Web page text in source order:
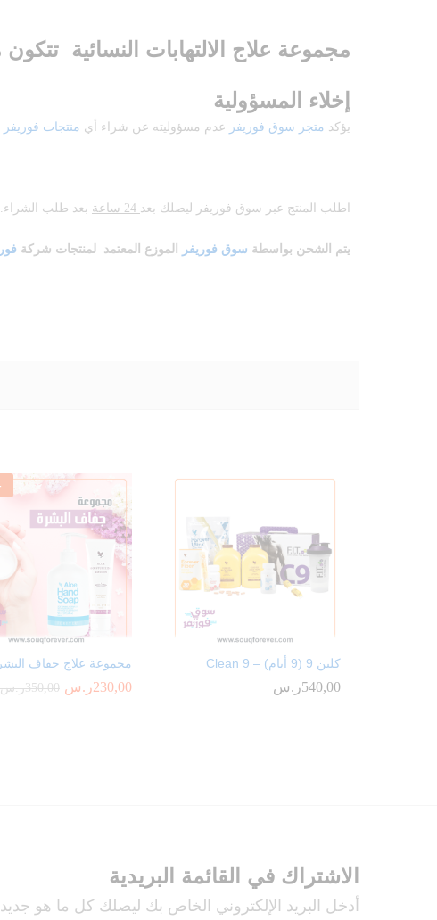
مجموعة علاج الالتهابات النسائية
إخلاء المسؤولية
يؤكد متجر سوق فوريفر عدم مسؤوليته عن شراء أي منتجات فوريفر
اطلب المنتج عبر سوق فوريفر ليصلك بعد بعد طلب الشراء.
يتم الشحن بواسطة سوق فوريفر الموزع المعتمد لمنتجات شركة
كلين 9 (9 أيام) – Clean 9
540,00ر.س
مجموعة علاج جفاف
230,00ر.س 350,00ر.س
الاشتراك في القائمة البريدية
أدخل البريد الإلكتروني الخاص بك ليصلك كل ما هو